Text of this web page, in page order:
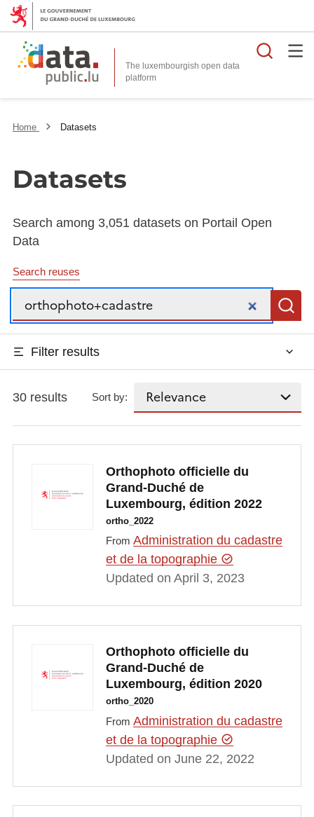
The luxembourgish open data
platform
Home Datasets
Datasets
Search among 3,051 datasets on Portail Open
Data
Search reuses
Search
Filter results
30 results Sort by:
Orthophoto officielle du
Grand-Duché de
Luxembourg, édition 2022
ortho_2022
From Administration du cadastre
et de la topographie
Updated on April 3, 2023
Orthophoto officielle du
Grand-Duché de
Luxembourg, édition 2020
ortho_2020
From Administration du cadastre
et de la topographie
Updated on June 22, 2022